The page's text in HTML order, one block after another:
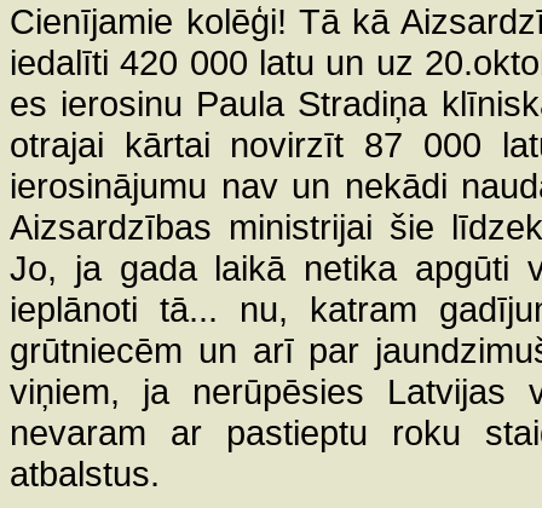
Cienījamie kolēģi! Tā kā
iedalīti 420 000 latu un uz
es ierosinu Paula Stradiņa
otrajai kārtai novirzīt 87 000
ierosinājumu nav un nekādi
Aizsardzības ministrijai šie
Jo, ja gada laikā netika apgūti
ieplānoti tā... nu, katram
grūtniecēm un arī par
viņiem, ja nerūpēsies Latvijas
nevaram ar pastieptu roku
atbalstus.